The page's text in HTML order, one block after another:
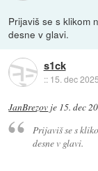
Prijaviš se s klikom
desne v glavi.
s1ck
:: 15. dec
JanBrezov je 15. dec
Prijaviš se s
desne v glavi.